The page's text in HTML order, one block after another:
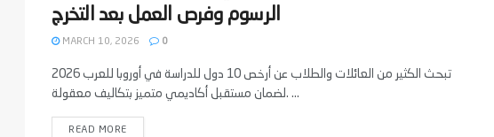
MARCH 10, 2026 0
تبحث الكثير من العائلات والطلاب عن أرخص 10 دول للدراسة في أوروبا للعرب 2026
لضمان مستقبل أكاديمي متميز بتكاليف معقولة. ...
READ MORE